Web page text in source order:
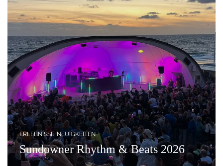
Sundowner Rhythm & Beats 2026
ERLEBNISSE NEUIGKEITEN